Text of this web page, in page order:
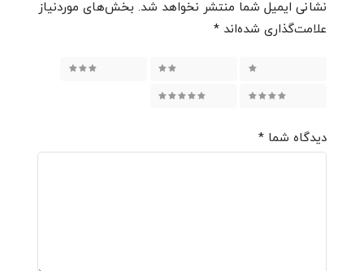
نشانی ایمیل شما منتشر نخواهد شد. بخش‌های موردنیاز
علامت‌گذاری شده‌اند *
دیدگاه شما *